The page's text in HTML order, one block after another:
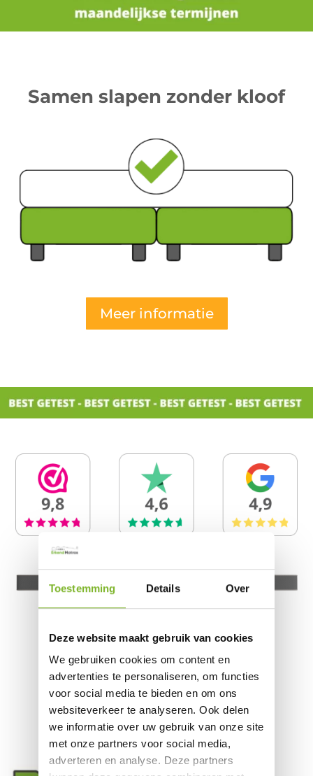
Toestemming Details Over
Deze website maakt gebruik van cookies
We gebruiken cookies om content en
advertenties te personaliseren, om functies
voor social media te bieden en om ons
websiteverkeer te analyseren. Ook delen
we informatie over uw gebruik van onze site
met onze partners voor social media,
adverteren en analyse. Deze partners
Samen slapen zonder kloof
Meer informatie
topmatrasvan Europa